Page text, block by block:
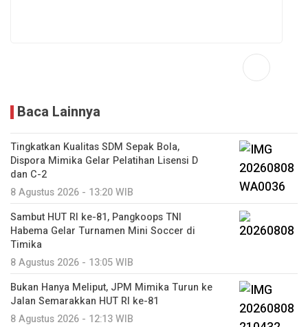
Baca Lainnya
Tingkatkan Kualitas SDM Sepak Bola,
Dispora Mimika Gelar Pelatihan Lisensi D
dan C-2
8 Agustus 2026 - 13:20 WIB
Sambut HUT RI ke-81, Pangkoops TNI
Habema Gelar Turnamen Mini Soccer di
Timika
8 Agustus 2026 - 13:05 WIB
Bukan Hanya Meliput, JPM Mimika Turun ke
Jalan Semarakkan HUT RI ke-81
8 Agustus 2026 - 12:13 WIB